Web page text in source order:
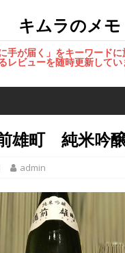
キムラのメモ
手が届く」をキーワード
レビューを随時更新してい
雄町 純米吟
admin